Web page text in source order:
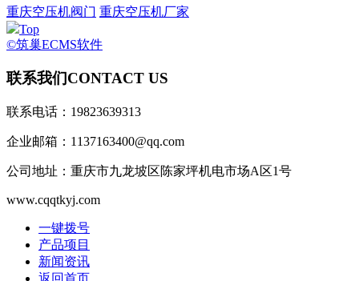
重庆空压机阀门 重庆空压机厂家
Top
©筑巢ECMS软件
联系我们CONTACT US
联系电话：19823639313
企业邮箱：1137163400@qq.com
公司地址：重庆市九龙坡区陈家坪机电市场A区1号
www.cqqtkyj.com
一键拨号
产品项目
新闻资讯